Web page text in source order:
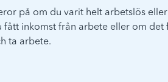
på om du varit helt arbetslös
inkomst från arbete eller om det
ta arbete.